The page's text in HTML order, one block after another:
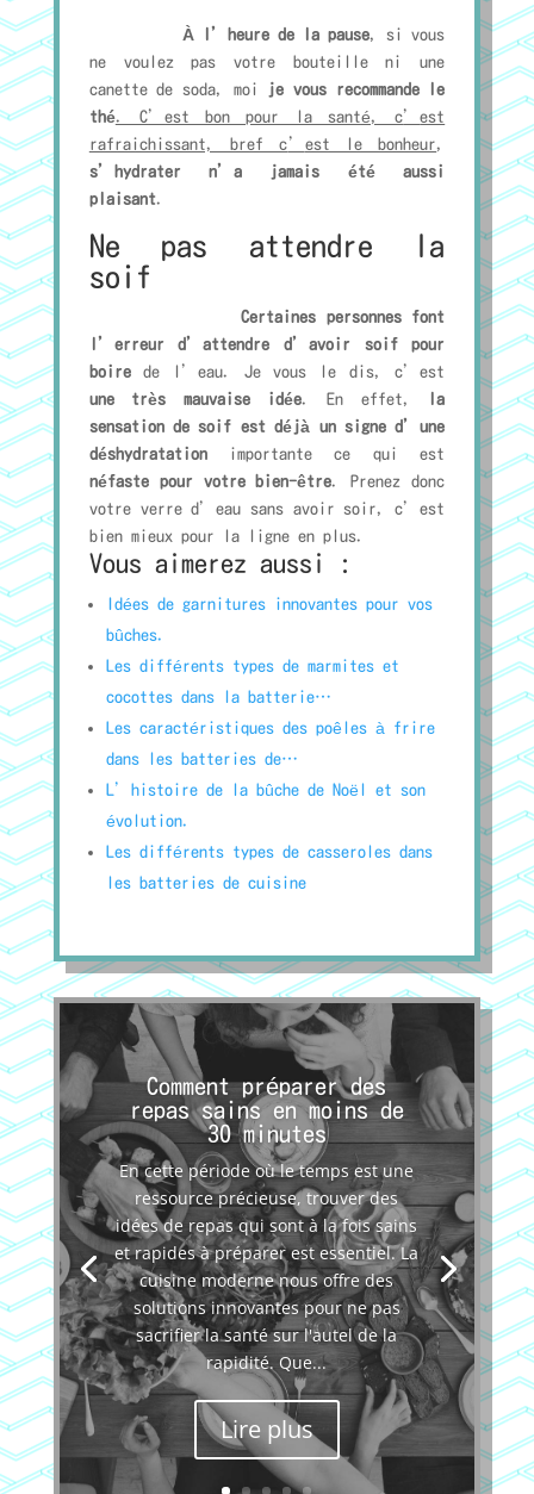
À l’heure de la pause, si vous
ne voulez pas votre bouteille ni une
canette de soda, moi
je vous recommande le
thé. C’est bon pour la santé, c’est
rafraichissant, bref c’ est le bonheur,
s’hydrater n’a jamais été aussi
plaisant.
Ne pas attendre la
soif
Certaines personnes font
l’erreur d’attendre d’avoir soif pour
boirede l’eau. Je vous le dis, c’est
une très mauvaise idée. En effet,
la
sensation de soif est déjà un signe d’une
déshydratationimportante ce qui est
néfaste pour votre bien-être. Prenez donc
votre verre d’eau sans avoir soir, c’est
bien mieux pour la ligne en plus.
Vous aimerez aussi :
Idées de garnitures innovantes pour vos
bûches.
Les différents types de marmites et
cocottes dans la batterie…
Les caractéristiques des poêles à frire
dans les batteries de…
L’histoire de la bûche de Noël et son
évolution.
Les différents types de casseroles dans
les batteries de cuisine
Comment préparer des
repas sains en moins de
30 minutes
En cette période où le temps est une
ressource précieuse, trouver des
idées de repas qui sont à la fois sains
et rapides à préparer est essentiel. La
cuisine moderne nous offre des
solutions innovantes pour ne pas
sacrifier la santé sur l'autel de la
rapidité. Que...
Lire plus